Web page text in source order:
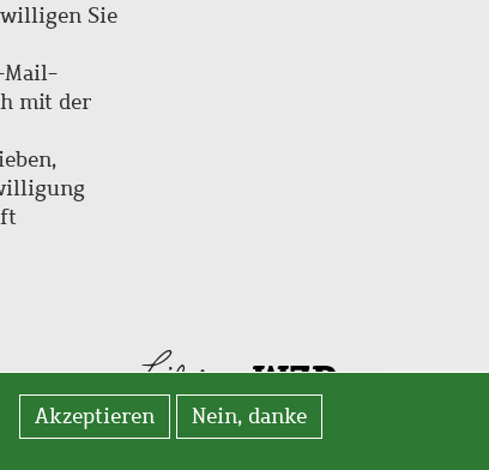
Sie
Mail-
mit der
Akzeptieren Nein, danke